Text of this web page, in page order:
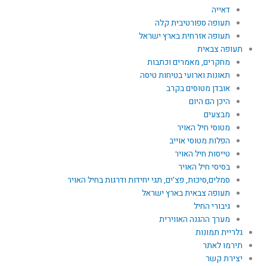
דאייה
תעופה ספורטיבית קלה
תעופה אזרחית בארץ ישראל
תעופה צבאית
מחקרים, מאמרים וכתבות
תאונות וארועי בטיחות טיסה
אובדן מטוסים בקרב
היכן הם היום
מבצעים
מטוסי חיל האויר
הפלות מטוסי אוייב
טייסות חיל האויר
בסיסי חיל האויר
סמלים,סיכות, פצ'ים, תגי יחידות ודרגות בחיל האויר
תעופה צבאית בארץ ישראל
גיבורי החיל
מערך ההגנה האווירית
גלריית תמונות
תירמו לאתר
יצירת קשר